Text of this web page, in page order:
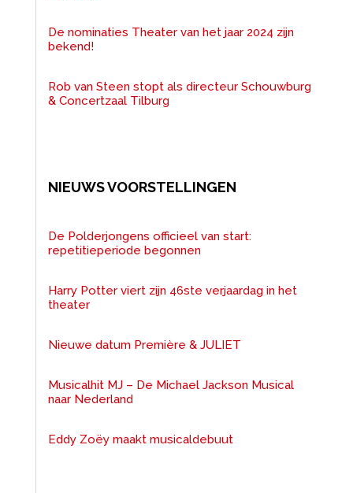
De nominaties Theater van het jaar 2024 zijn
bekend!
Rob van Steen stopt als directeur Schouwburg
& Concertzaal Tilburg
NIEUWS VOORSTELLINGEN
De Polderjongens officieel van start:
repetitieperiode begonnen
Harry Potter viert zijn 46ste verjaardag in het
theater
Nieuwe datum Première & JULIET
Musicalhit MJ – De Michael Jackson Musical
naar Nederland
Eddy Zoëy maakt musicaldebuut